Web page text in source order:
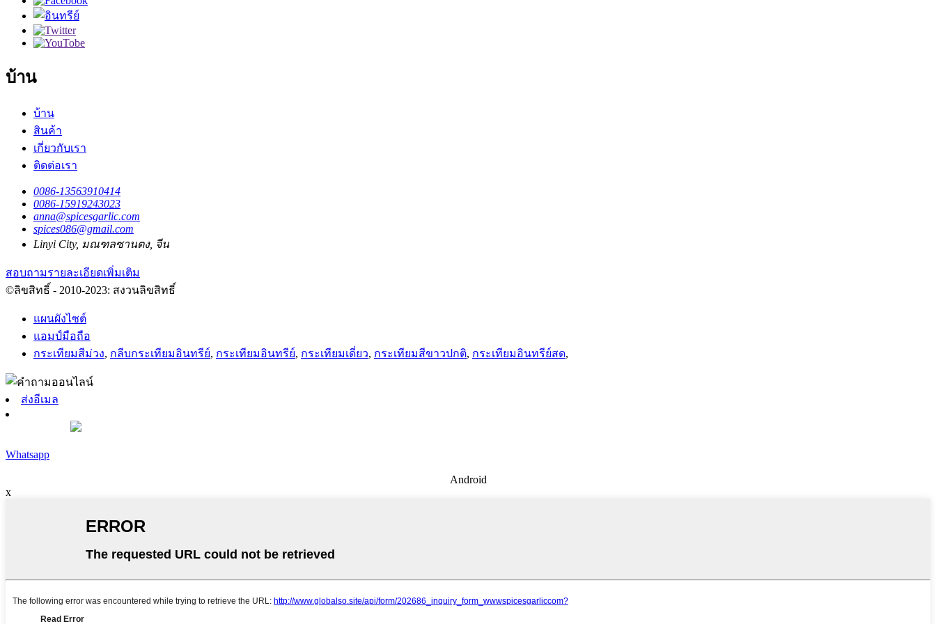
บ้าน
บ้าน
สินค้า
เกี่ยวกับเรา
ติดต่อเรา
0086-13563910414
0086-15919243023
anna@spicesgarlic.com
spices086@gmail.com
Linyi City, มณฑลซานตง, จีน
สอบถามรายละเอียดเพิ่มเติม
©ลิขสิทธิ์ - 2010-2023: สงวนลิขสิทธิ์
แผนผังไซต์
แอมป์มือถือ
กระเทียมสีม่วง, กลีบกระเทียมอินทรีย์, กระเทียมอินทรีย์, กระเทียมเดี่ยว, กระเทียมสีขาวปกติ, กระเทียมอินทรีย์สด,
ส่งอีเมล
Whatsapp
Android
x